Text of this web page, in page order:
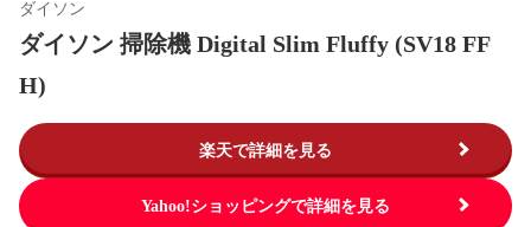
ダイソン
ダイソン 掃除機 Digital Slim Fluffy (SV18 FF
H)
楽天で詳細を見る
Yahoo!ショッピングで詳細を見る